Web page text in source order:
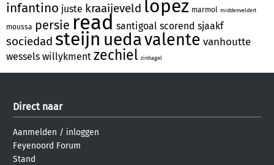
infantino juste kraaijeveld lopez marmol middenveldert
moussa persie read santigoal scorend sjaakf
sociedad steijn uedavalente vanhoutte
wessels willykment zechiel zinhagel
Direct naar
Aanmelden / inloggen
Feyenoord Forum
Stand